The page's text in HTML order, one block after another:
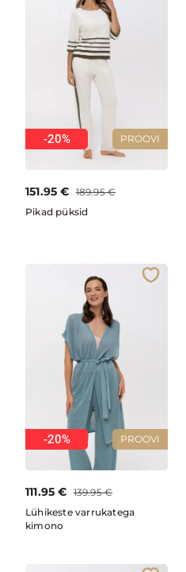
PROOVI
-20%
151.95 € 189.95 €
Pikad püksid
PROOVI
-20%
111.95 € 139.95 €
Lühikeste varrukatega
kimono